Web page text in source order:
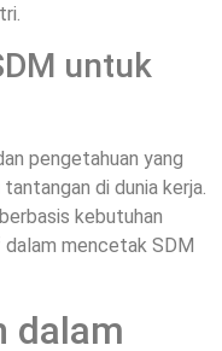
untuk
pengetahuan yang
di dunia kerja.
kebutuhan
mencetak SDM
dalam